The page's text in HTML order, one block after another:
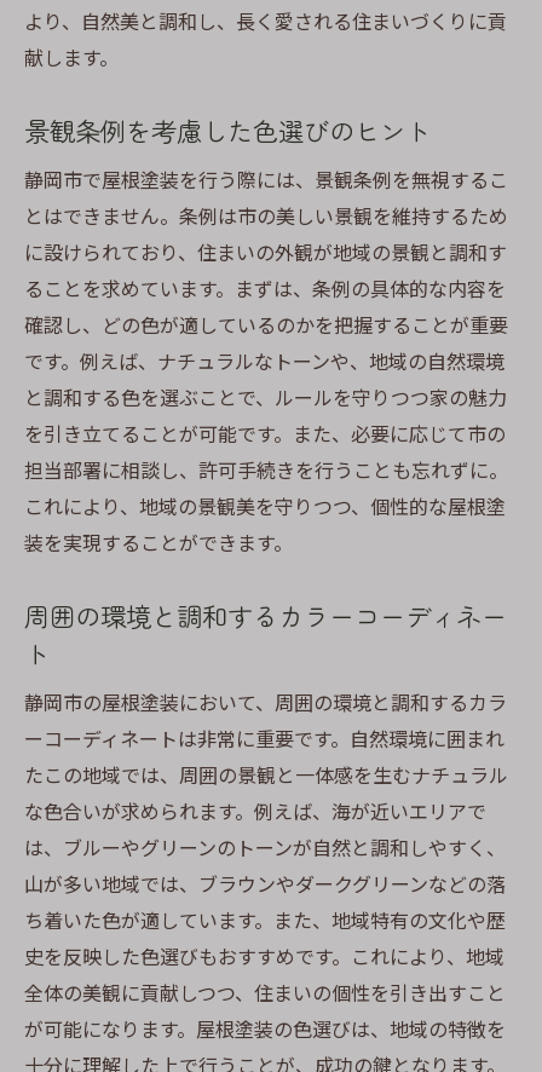
より、自然美と調和し、長く愛される住まいづくりに貢
献します。
景観条例を考慮した色選びのヒント
静岡市で屋根塗装を行う際には、景観条例を無視するこ
とはできません。条例は市の美しい景観を維持するため
に設けられており、住まいの外観が地域の景観と調和す
ることを求めています。まずは、条例の具体的な内容を
確認し、どの色が適しているのかを把握することが重要
です。例えば、ナチュラルなトーンや、地域の自然環境
と調和する色を選ぶことで、ルールを守りつつ家の魅力
を引き立てることが可能です。また、必要に応じて市の
担当部署に相談し、許可手続きを行うことも忘れずに。
これにより、地域の景観美を守りつつ、個性的な屋根塗
装を実現することができます。
周囲の環境と調和するカラーコーディネー
ト
静岡市の屋根塗装において、周囲の環境と調和するカラ
ーコーディネートは非常に重要です。自然環境に囲まれ
たこの地域では、周囲の景観と一体感を生むナチュラル
な色合いが求められます。例えば、海が近いエリアで
は、ブルーやグリーンのトーンが自然と調和しやすく、
山が多い地域では、ブラウンやダークグリーンなどの落
ち着いた色が適しています。また、地域特有の文化や歴
史を反映した色選びもおすすめです。これにより、地域
全体の美観に貢献しつつ、住まいの個性を引き出すこと
が可能になります。屋根塗装の色選びは、地域の特徴を
十分に理解した上で行うことが、成功の鍵となります。